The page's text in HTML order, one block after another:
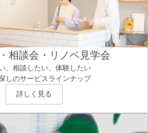
相談会・リノベ見学会
、相談したい、体験したい
しのサービスラインナップ
詳しく見る